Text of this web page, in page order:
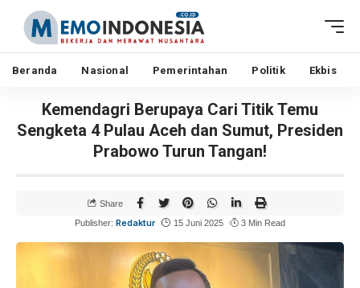
Beranda Nasional Pemerintahan Politik Ekbis
Kemendagri Berupaya Cari Titik Temu
Sengketa 4 Pulau Aceh dan Sumut, Presiden
Prabowo Turun Tangan!
Publisher: Redaktur 15 Juni 2025 3 Min Read
Share